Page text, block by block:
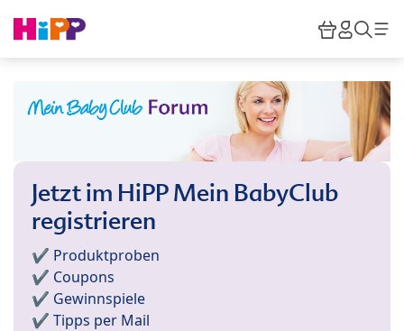
HiPP
Jetzt im HiPP Mein BabyClub
registrieren
✔️ Produktproben
✔️ Coupons
✔️ Gewinnspiele
✔️ Tipps per Mail